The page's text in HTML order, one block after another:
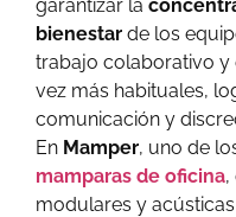
garantizar la
bienestar de los
trabajo colaborativo y
vez más habituales,
comunicación y
En Mamper, uno de
mamparas de oficina,
modulares y